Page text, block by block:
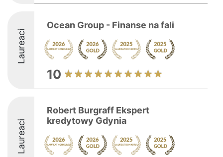
Laureaci
Ocean Group - Finanse na fali
10
Laureaci
Robert Burgraff Ekspert
kredytowy Gdynia